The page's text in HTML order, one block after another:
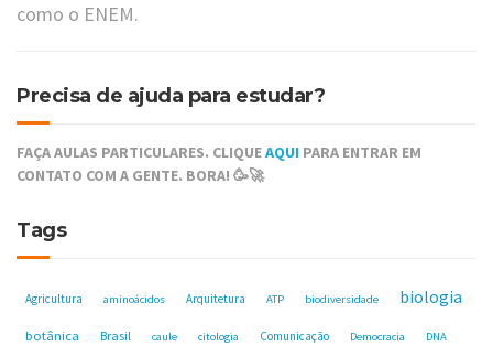
como o ENEM.
Precisa de ajuda para estudar?
FAÇA AULAS PARTICULARES. CLIQUEAQUI PARA ENTRAR EM
CONTATO COM A GENTE. BORA! 🥳🚀
Tags
Agricultura aminoácidos Arquitetura ATP biodiversidade biologia
botânica Brasil caule citologia Comunicação Democracia DNA